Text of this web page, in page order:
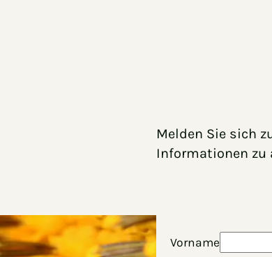
Melden Sie sich
Informationen zu
Vorname